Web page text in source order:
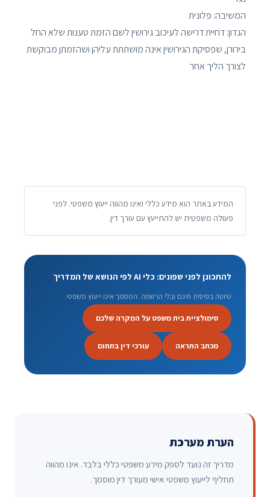
המשיבה: פלונית
הנדון: דחיית דרישה לעיכוב גירושין לשם הזמת טענות שלא החל
בירורן, שפסיקת הגירושין אינה מושתתת עליהן ושהזמתן מבוקשת
לצורך הליך אחר
המידע באתר הוא מידע כללי ואינו מהווה ייעוץ משפטי. לפני
פעולה משפטית יש להתייעץ עם עורך דין.
להתכונן לפני שפונים: כלי AI לפי הנושא של המדריך
טיוטה בסיסית חינם ובלי הרשמה. המסמך אינו ייעוץ משפטי.
סימולציית בית משפט על המקרה שלכם
מכתב התראה עורכי דין בתחום
הערת מערכת
מדריך זה נועד לספק מידע משפטי כללי בלבד. אינו מהווה
תחליף לייעוץ משפטי אישי מעורך דין מוסמך.